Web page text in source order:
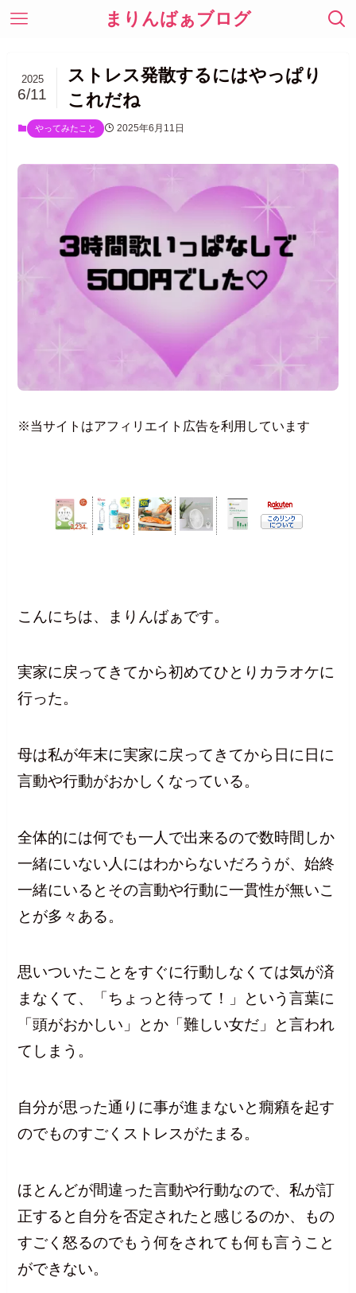
まりんばぁブログ
ストレス発散するにはやっぱり
これだね
2025
6/11
やってみたこと 2025年6月11日
※当サイトはアフィリエイト広告を利用しています
こんにちは、まりんばぁです。
実家に戻ってきてから初めてひとりカラオケに
行った。
母は私が年末に実家に戻ってきてから日に日に
言動や行動がおかしくなっている。
全体的には何でも一人で出来るので数時間しか
一緒にいない人にはわからないだろうが、始終
一緒にいるとその言動や行動に一貫性が無いこ
とが多々ある。
思いついたことをすぐに行動しなくては気が済
まなくて、「ちょっと待って！」という言葉に
「頭がおかしい」とか「難しい女だ」と言われ
てしまう。
自分が思った通りに事が進まないと癇癪を起す
のでものすごくストレスがたまる。
ほとんどが間違った言動や行動なので、私が訂
正すると自分を否定されたと感じるのか、もの
すごく怒るのでもう何をされても何も言うこと
ができない。